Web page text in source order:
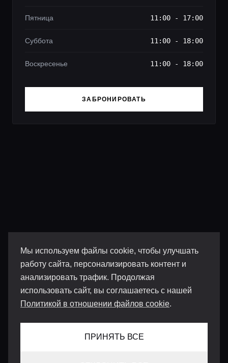
Мы используем файлы cookie, чтобы улучшать
работу сайта, персонализировать контент и
анализировать трафик. Продолжая
использовать сайт, вы соглашаетесь с нашей
Политикой в отношении файлов cookie.
ПРИНЯТЬ ВСЕ
Пятница 11:00 - 17:00
Суббота 11:00 - 18:00
Воскресенье 11:00 - 18:00
ЗАБРОНИРОВАТЬ